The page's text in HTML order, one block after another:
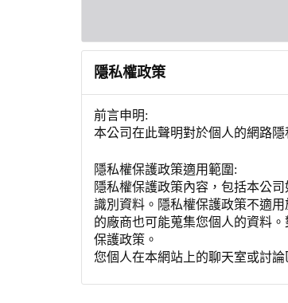
隱私權政策
前言申明:
本公司在此聲明對於個人的網路
隱私權保護政策適用範圍:
隱私權保護政策內容，包括本公
識別資料。隱私權保護政策不適
的廠商也可能蒐集您個人的資料
保護政策。
您個人在本網站上的聊天室或討